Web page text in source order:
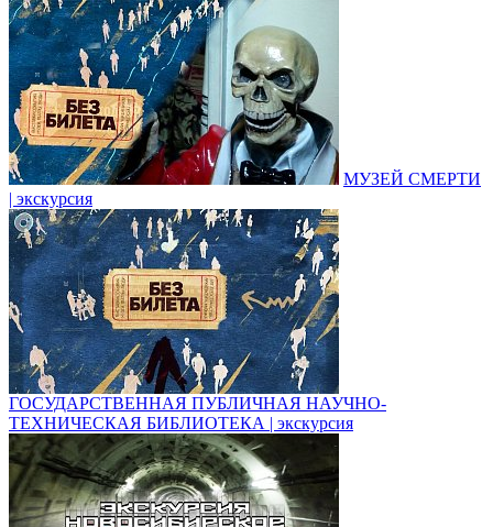
МУЗЕЙ СМЕРТИ
| экскурсия
ГОСУДАРСТВЕННАЯ ПУБЛИЧНАЯ НАУЧНО-
ТЕХНИЧЕСКАЯ БИБЛИОТЕКА | экскурсия